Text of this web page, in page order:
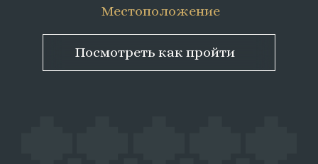
Посмотреть как пройти
Местоположение